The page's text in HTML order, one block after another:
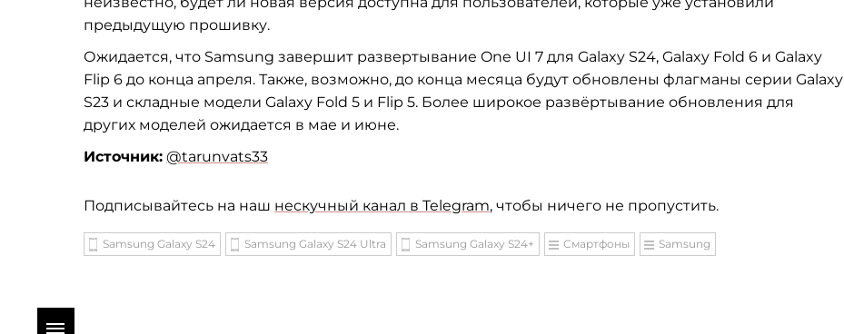
предыдущую прошивку.
Ожидается, что Samsung завершит развертывание One UI 7 для Galaxy S24, Galaxy Fold 6 и Galaxy
Flip 6 до конца апреля. Также, возможно, до конца месяца будут обновлены флагманы серии Galaxy
S23 и складные модели Galaxy Fold 5 и Flip 5. Более широкое развёртывание обновления для
других моделей ожидается в мае и июне.
Источник: @tarunvats33
Подписывайтесь на наш нескучный канал в Telegram, чтобы ничего не пропустить.
Samsung Galaxy S24 Samsung Galaxy S24 Ultra Samsung Galaxy S24+ Смартфоны Samsung